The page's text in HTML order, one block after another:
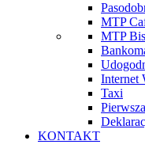
MTP
MTP
Internet
Taxi
KONTAKT